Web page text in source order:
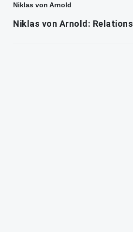
Niklas von Arnold
Niklas von Arnold: Relations